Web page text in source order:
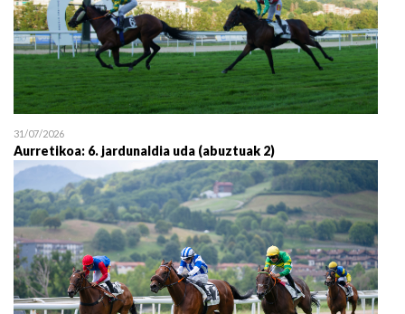
31/07/2026
Aurretikoa: 6. jardunaldia uda (abuztuak 2)